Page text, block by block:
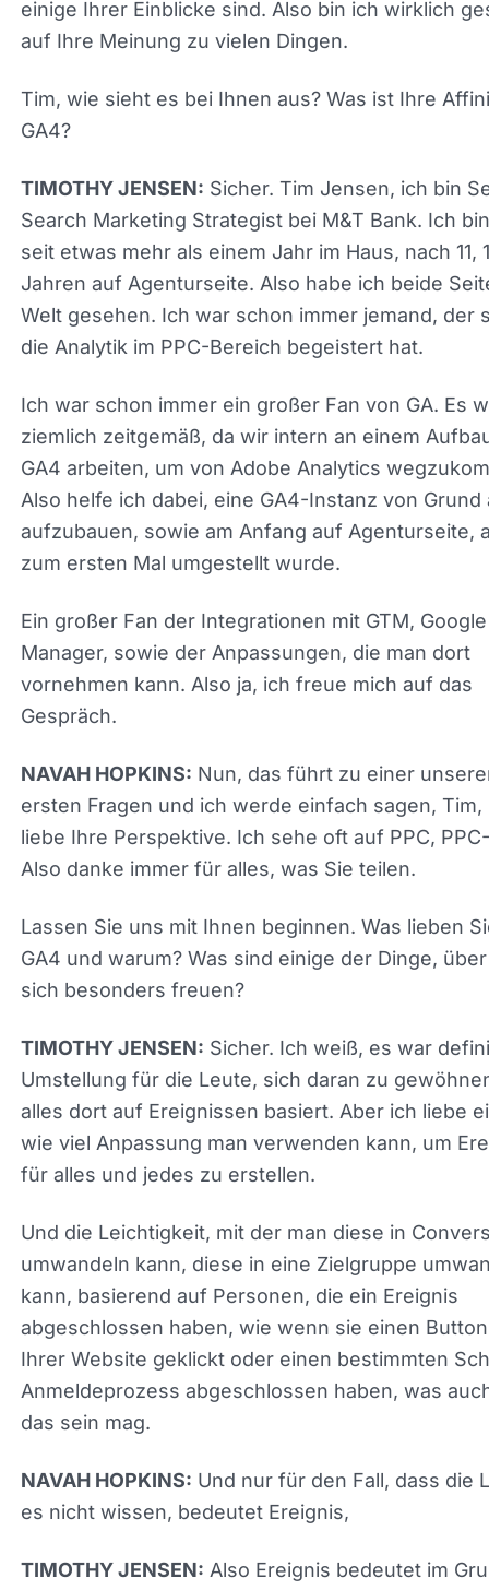
gespannt auf Ihre Meinung zu vielen Dingen.
GA4?
Search Marketing Strategist bei M&T Bank. Ich
seit etwas mehr als einem Jahr im Haus, nach 11,
Jahren auf Agenturseite. Also habe ich beide
Welt gesehen. Ich war schon immer jemand, der
für die Analytik im PPC-Bereich begeistert hat.
ziemlich zeitgemäß, da wir intern an einem
GA4 arbeiten, um von Adobe Analytics
Also helfe ich dabei, eine GA4-Instanz von Grund
aufzubauen, sowie am Anfang auf Agenturseite,
zum ersten Mal umgestellt wurde.
Manager, sowie der Anpassungen, die man dort
vornehmen kann. Also ja, ich freue mich auf das
Gespräch.
ersten Fragen und ich werde einfach sagen, Tim,
liebe Ihre Perspektive. Ich sehe oft auf PPC,
Also danke immer für alles, was Sie teilen.
GA4 und warum? Was sind einige der Dinge,
Sie sich besonders freuen?
eine Umstellung für die Leute, sich daran zu
wie alles dort auf Ereignissen basiert. Aber ich
einfach, wie viel Anpassung man verwenden
Ereignisse für alles und jedes zu erstellen.
umwandeln kann, diese in eine Zielgruppe
kann, basierend auf Personen, die ein Ereignis
abgeschlossen haben, wie wenn sie einen
Ihrer Website geklickt oder einen bestimmten
Anmeldeprozess abgeschlossen haben, was
immer das sein mag.
es nicht wissen, bedeutet Ereignis,
jede Aktion, die im System ausgelöst werden